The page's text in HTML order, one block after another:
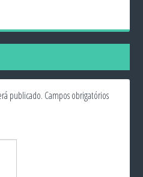
publicado. Campos obrigatórios